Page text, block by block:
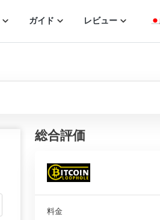
ガイド レビュー
総合評価
料金